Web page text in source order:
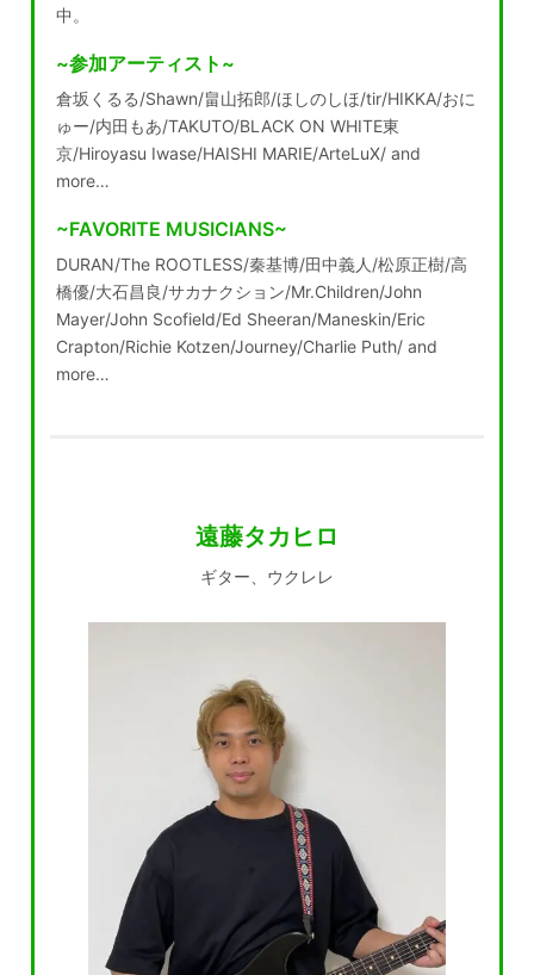
中。
~参加アーティスト~
倉坂くるる/Shawn/畠山拓郎/ほしのしほ/tir/HIKKA/おに
ゅー/内田もあ/TAKUTO/BLACK ON WHITE東
京/Hiroyasu Iwase/HAISHI MARIE/ArteLuX/ and
more…
~FAVORITE MUSICIANS~
DURAN/The ROOTLESS/秦基博/田中義人/松原正樹/高
橋優/大石昌良/サカナクション/Mr.Children/John
Mayer/John Scofield/Ed Sheeran/Maneskin/Eric
Crapton/Richie Kotzen/Journey/Charlie Puth/ and
more…
遠藤タカヒロ
ギター、ウクレレ